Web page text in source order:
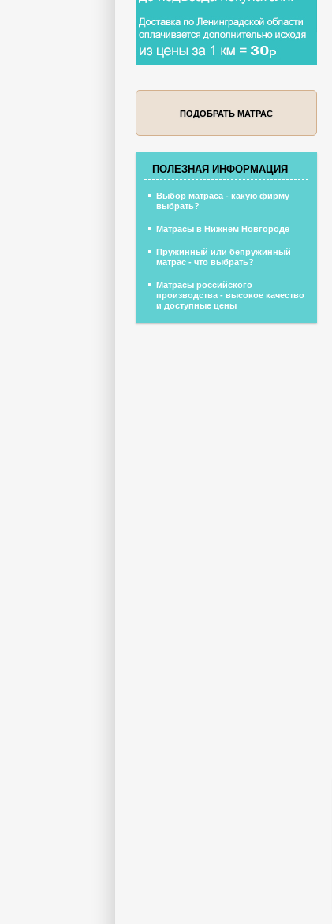
ПОДОБРАТЬ МАТРАС
ПОЛЕЗНАЯ ИНФОРМАЦИЯ
Выбор матраса - какую фирму
выбрать?
Матрасы в Нижнем Новгороде
Пружинный или бепружинный
матрас - что выбрать?
Матрасы российского
производства - высокое качество
и доступные цены